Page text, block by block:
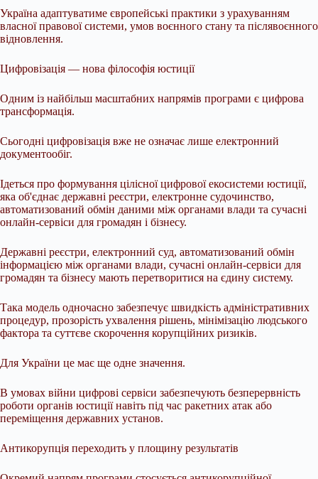
Україна адаптуватиме європейські практики з урахуванням
власної правової системи, умов воєнного стану та післявоєнного
відновлення.
Цифровізація — нова філософія юстиції
Одним із найбільш масштабних напрямів програми є цифрова
трансформація.
Сьогодні цифровізація вже не означає лише електронний
документообіг.
Ідеться про формування цілісної цифрової екосистеми юстиції,
яка об'єднає державні реєстри, електронне судочинство,
автоматизований обмін даними між органами влади та сучасні
онлайн-сервіси для громадян і бізнесу.
Державні реєстри, електронний суд, автоматизований обмін
інформацією між органами влади, сучасні онлайн-сервіси для
громадян та бізнесу мають перетворитися на єдину систему.
Така модель одночасно забезпечує швидкість адміністративних
процедур, прозорість ухвалення рішень, мінімізацію людського
фактора та суттєве скорочення корупційних ризиків.
Для України це має ще одне значення.
В умовах війни цифрові сервіси забезпечують безперервність
роботи органів юстиції навіть під час ракетних атак або
переміщення державних установ.
Антикорупція переходить у площину результатів